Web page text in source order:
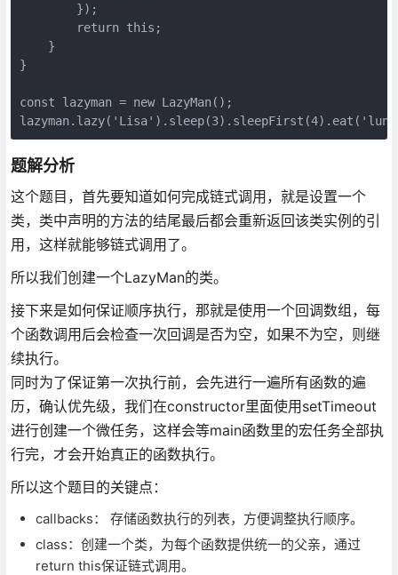
        });
        return this;
    }
}
const lazyman = new LazyMan();
题解分析
这个题目，首先要知道如何完成链式调用，就是设置一个
类，类中声明的方法的结尾最后都会重新返回该类实例的引
用，这样就能够链式调用了。
所以我们创建一个LazyMan的类。
接下来是如何保证顺序执行，那就是使用一个回调数组，每
个函数调用后会检查一次回调是否为空，如果不为空，则继
续执行。
同时为了保证第一次执行前，会先进行一遍所有函数的遍
历，确认优先级，我们在constructor里面使用setTimeout
进行创建一个微任务，这样会等main函数里的宏任务全部执
行完，才会开始真正的函数执行。
所以这个题目的关键点：
callbacks： 存储函数执行的列表，方便调整执行顺序。
class：创建一个类，为每个函数提供统一的父亲，通过
return this保证链式调用。